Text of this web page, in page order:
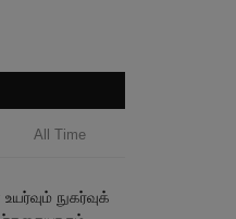
All Time
நுகர்வுக்